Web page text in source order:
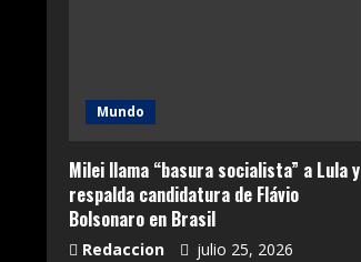
Mundo
Milei llama “basura socialista” a Lula y
respalda candidatura de Flávio
Bolsonaro en Brasil
Redaccion julio 25, 2026